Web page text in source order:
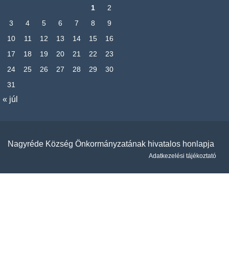
1
2
3
4 5 6 7 8
9
10
11 12 13 14 15
16
17
18 19 20 21 22
23
24
25 26 27 28 29
30
31
« júl
Nagyréde Község Önkormányzatának hivatalos honlapja
Adatkezelési tájékoztató